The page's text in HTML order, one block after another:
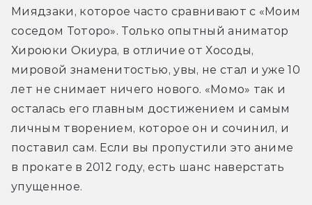
Миядзаки, которое часто сравнивают с «Моим
соседом Тоторо». Только опытный аниматор
Хироюки Окиура, в отличие от Хосоды,
мировой знаменитостью, увы, не стал и уже 10
лет не снимает ничего нового. «Момо» так и
осталась его главным достижением и самым
личным творением, которое он и сочинил, и
поставил сам. Если вы пропустили это аниме
в прокате в 2012 году, есть шанс наверстать
упущенное.